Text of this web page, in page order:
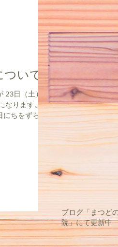
しました。 棟
ついて
にちをずらし
業することに
ブログ「まつど
院」にて更新中